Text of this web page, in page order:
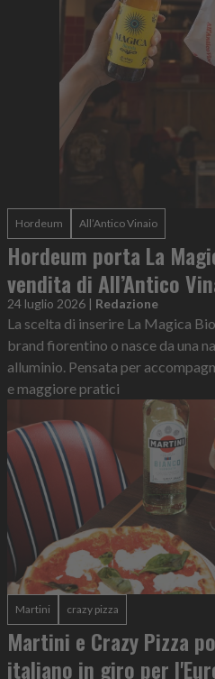
Hordeum All’Antico Vinaio
Hordeum porta La
vendita di All’Antico
24 luglio 2026 | Redazione
La scelta di inserire La Magica
brand fiorentino o nasce da una
alluminio. Pensata per
e maggiore pratici
Martini crazy pizza
Martini e Crazy Pizza
italiano in giro per